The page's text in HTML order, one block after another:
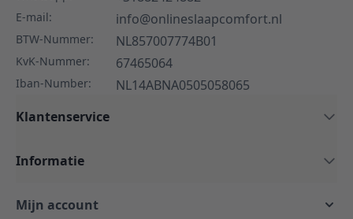
E-mail: info@onlineslaapcomfort.nl
BTW-Nummer: NL857007774B01
KvK-Nummer: 67465064
Iban-Number:
NL14ABNA0505058065
Klantenservice
Informatie
Mijn account